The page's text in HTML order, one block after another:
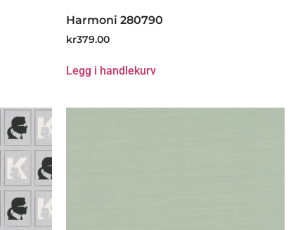
Harmoni 280790
kr379.00
Legg i handlekurv